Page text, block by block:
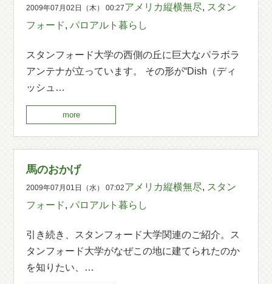
2009年07月02日（木） 00:27アメリカ縦横無尽, スタン
フォード,パロアルト暮らし
スタンフォード大学の西側の丘に巨大なパラボラ
アンテナが立っています。 その形が“Dish（ディ
ッシュ…
more
馬のおかげ
2009年07月01日（水） 07:02アメリカ縦横無尽, スタン
フォード,パロアルト暮らし
引き続き、スタンフォード大学関連のご紹介。ス
タンフォード大学がなぜこの地に建てられたのか
を知りたい、…